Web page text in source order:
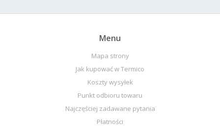
Menu
Mapa strony
Jak kupować w Termico
Koszty wysyłek
Punkt odbioru towaru
Najczęściej zadawane pytania
Płatności